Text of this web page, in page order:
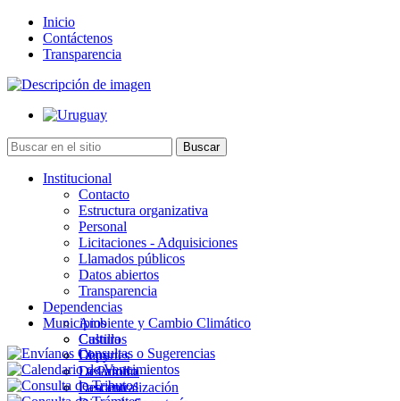
Inicio
Contáctenos
Transparencia
Institucional
Contacto
Estructura organizativa
Personal
Licitaciones - Adquisiciones
Llamados públicos
Datos abiertos
Transparencia
Dependencias
Ambiente y Cambio Climático
Cultura
Deportes
Desarrollo
Descentralización
Municipios
Castillos
Chuy
La Paloma
Lascano